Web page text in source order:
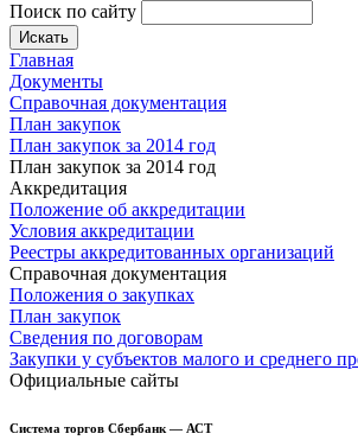
Поиск по сайту
Искать
Главная
Документы
Справочная документация
План закупок
План закупок за 2014 год
План закупок за 2014 год
Аккредитация
Положение об аккредитации
Условия аккредитации
Реестры аккредитованных организаций
Справочная документация
Положения о закупках
План закупок
Сведения по договорам
Закупки у субъектов малого и среднего
Официальные сайты
Система торгов Сбербанк — АСТ